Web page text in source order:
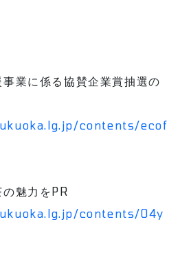
業に係る協賛企業賞抽選の
contents/ecof
魅力をPR
contents/04y